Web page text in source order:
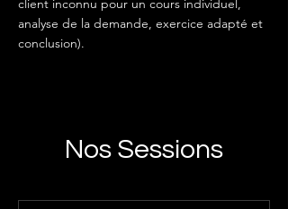
client inconnu pour un cours individuel,
analyse de la demande, exercice adapté et
conclusion).
Nos Sessions